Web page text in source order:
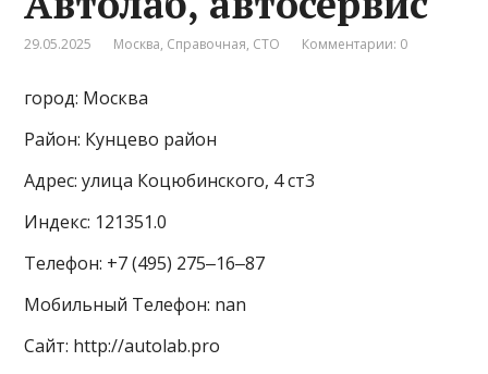
29.05.2025 Москва, Справочная, СТО Комментарии: 0
город: Москва
Район: Кунцево район
Адрес: улица Коцюбинского, 4 ст3
Индекс: 121351.0
Телефон: +7 (495) 275‒16‒87
Мобильный Телефон: nan
Сайт: http://autolab.pro